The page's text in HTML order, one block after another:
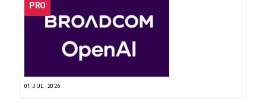
PRO
01 JUL. 2026